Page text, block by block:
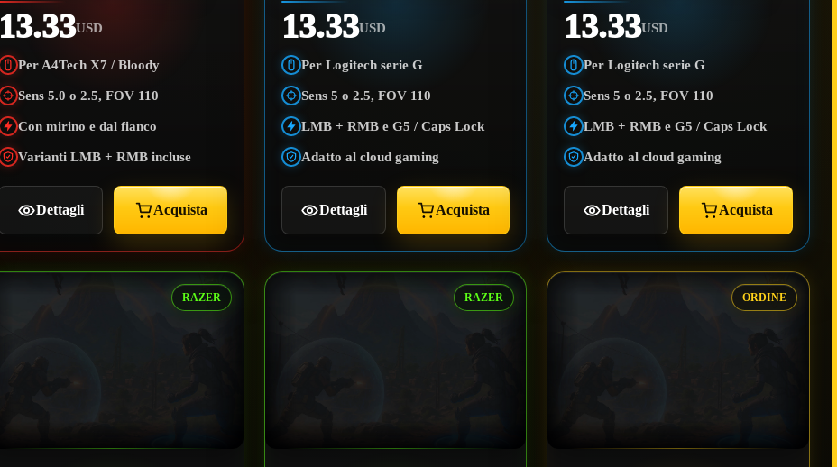
13.33USD
Per A4Tech X7 / Bloody
Sens 5.0 o 2.5, FOV 110
Con mirino e dal fianco
Varianti LMB + RMB incluse
Dettagli Acquista
13.33USD
Per Logitech serie G
Sens 5 o 2.5, FOV 110
LMB + RMB e G5 / Caps Lock
Adatto al cloud gaming
Dettagli Acquista
13.33USD
Per Logitech serie G
Sens 5 o 2.5, FOV 110
LMB + RMB e G5 / Caps Lock
Adatto al cloud gaming
Dettagli Acquista
RAZER RAZER ORDINE